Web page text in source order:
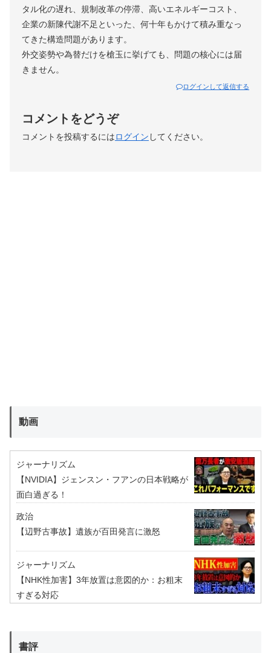
タル化の遅れ、規制改革の停滞、高いエネルギーコスト、
企業の新陳代謝不足といった、何十年もかけて積み重なっ
てきた構造問題があります。
外交姿勢や為替だけを槍玉に挙げても、問題の核心には届
きません。
ログインして返信する
コメントをどうぞ
コメントを投稿するにはログイン してください。
動画
ジャーナリズム
【NVIDIA】ジェンスン・フアンの日本戦略が
面白過ぎる！
政治
【辺野古事故】遺族が百田発言に激怒
ジャーナリズム
【NHK性加害】3年放置は意図的か：お粗末
すぎる対応
書評